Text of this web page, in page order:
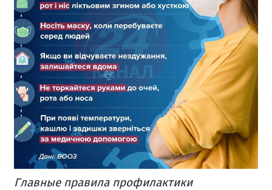
Главные правила профилактики